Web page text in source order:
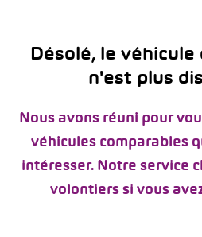
Désolé, le
n'est plus
Nous avons réuni pour
véhicules comparables
intéresser. Notre service
volontiers si vous